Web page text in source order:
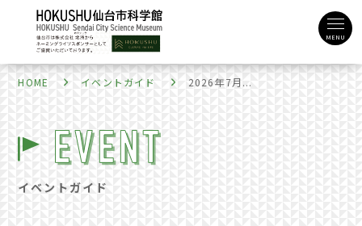
MENU
HOME イベントガイド 2026年7月...
イベントガイド